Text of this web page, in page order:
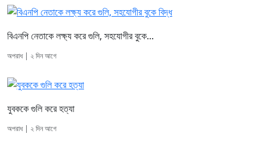
বিএনপি নেতাকে লক্ষ্য করে গুলি, সহযোগীর বুকে...
অপরাধ | ২ দিন আগে
যুবককে গুলি করে হত্যা
অপরাধ | ২ দিন আগে